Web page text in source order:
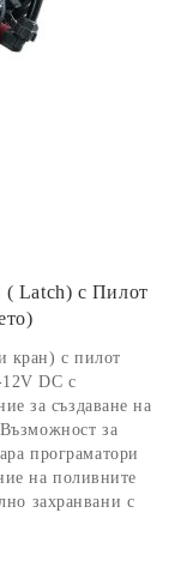
( Latch) с Пилот
кран) с пилот
12V DC с
за създаване на
за
програматори
на поливните
захранвани с